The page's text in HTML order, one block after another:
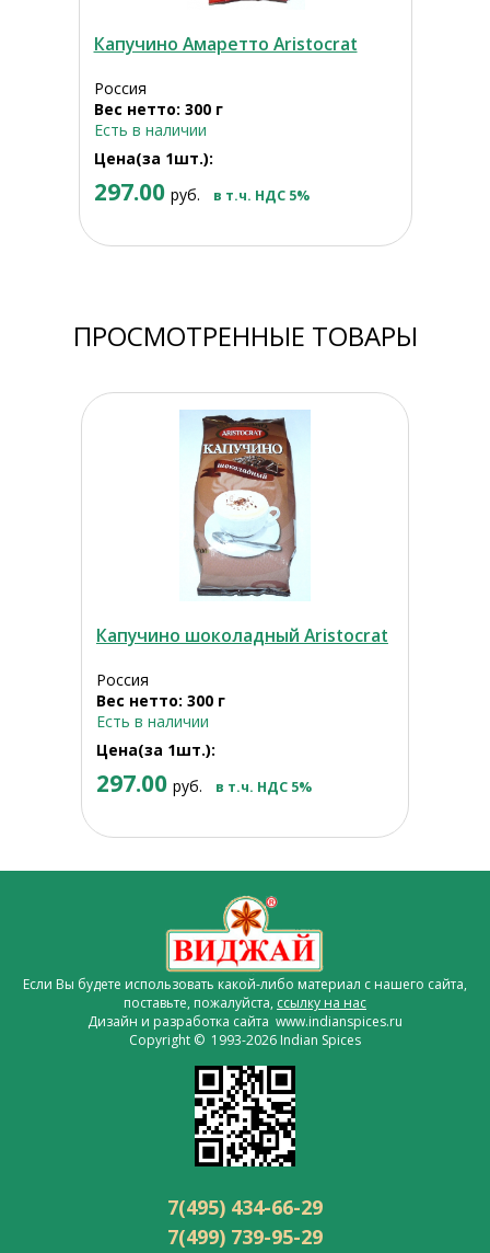
Капучино Амаретто Aristocrat
Россия
Вес нетто: 300 г
Есть в наличии
Цена(за 1шт.):
297.00 руб. в т.ч. НДС 5%
ПРОСМОТРЕННЫЕ ТОВАРЫ
Капучино шоколадный Aristocrat
Россия
Вес нетто: 300 г
Есть в наличии
Цена(за 1шт.):
297.00 руб. в т.ч. НДС 5%
Если Вы будете использовать какой-либо материал с нашего сайта,
поставьте, пожалуйста, ссылку на нас
Дизайн и разработка сайта www.indianspices.ru
Copyright © 1993-2026 Indian Spices
7(495) 434-66-29
7(499) 739-95-29